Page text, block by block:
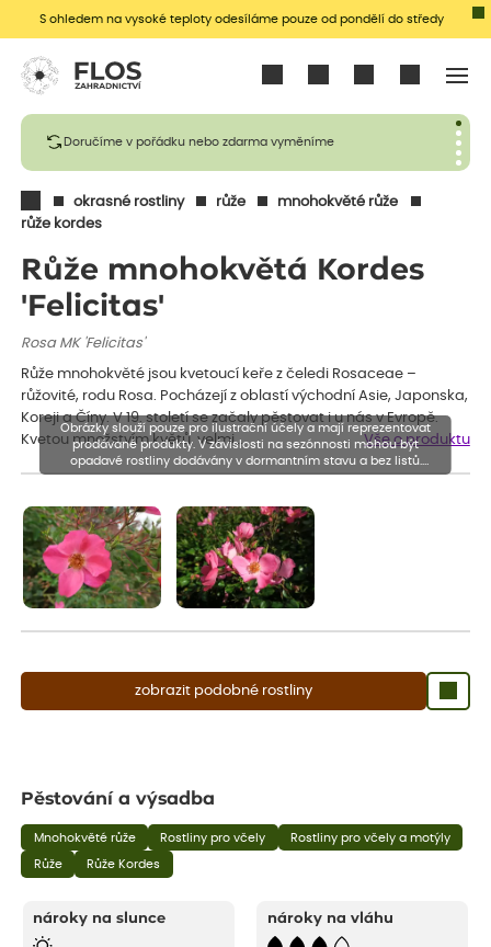
S ohledem na vysoké teploty odesíláme pouze od pondělí do středy
Doručíme v pořádku nebo zdarma vyměníme
okrasné rostliny růže
mnohokvěté růže
růže kordes
Růže mnohokvětá Kordes
'Felicitas'
Rosa MK 'Felicitas'
Růže mnohokvěté jsou kvetoucí keře z čeledi Rosaceae –
růžovité, rodu Rosa. Pocházejí z oblastí východní Asie, Japonska,
Koreji a Číny. V 19. století se začaly pěstovat i u nás v Evropě.
Kvetou množstvím květů, velmi…
Vše o produktu
zobrazit podobné rostliny
Obrázky slouží pouze pro ilustrační účely a mají reprezentovat
prodávané produkty. V závislosti na sezónnosti mohou být
opadavé rostliny dodávány v dormantním stavu a bez listů.
Rostliny mohou být také sestřiženy níže, než je uvedená výška,
Pěstování a výsadba
Mnohokvěté růže Rostliny pro včely Rostliny pro včely a motýly
Růže Růže Kordes
nároky na slunce nároky na vláhu